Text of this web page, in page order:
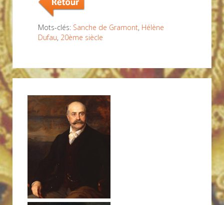
Mots-clés: Sanche de Gramont, Hélène
Dufau, 20ème siècle